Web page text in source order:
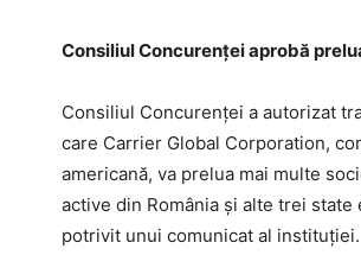
Consiliul Concurenței aprobă
Consiliul Concurenţei a autorizat
care Carrier Global Corporation,
americană, va prelua mai multe
active din România și alte trei state
potrivit unui comunicat al instituției.